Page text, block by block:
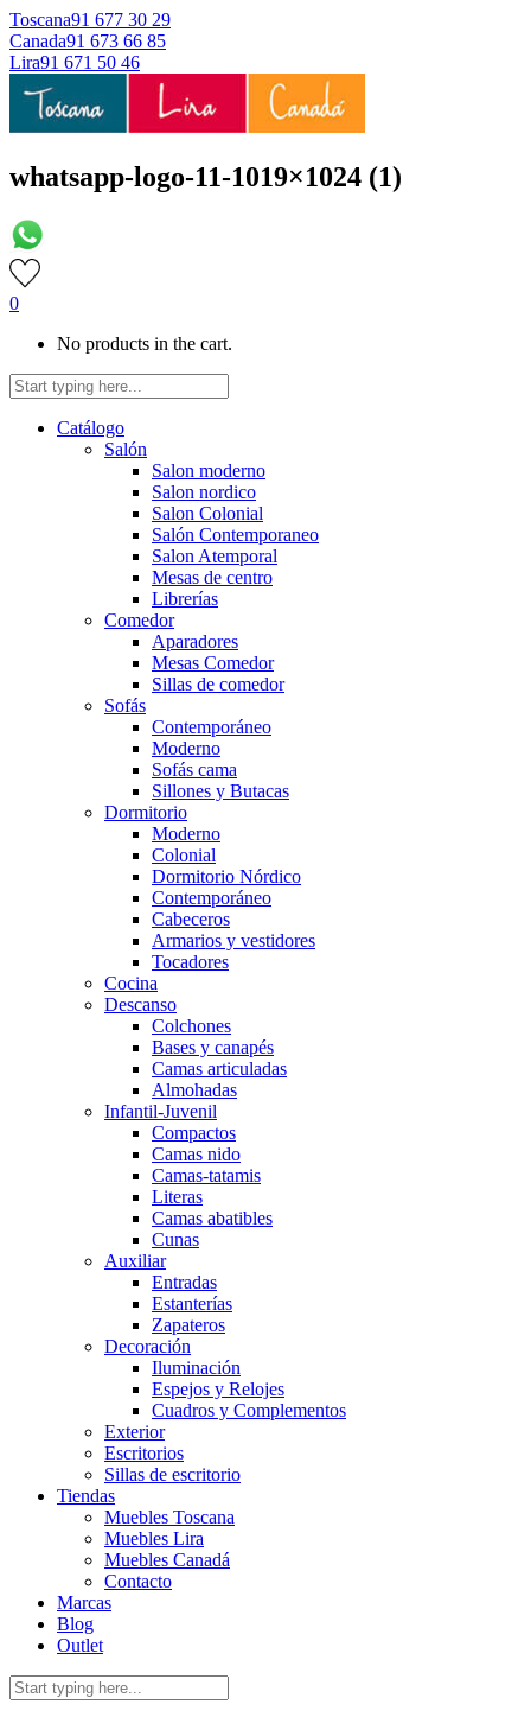
Toscana91 677 30 29
Canada91 673 66 85
Lira91 671 50 46
whatsapp-logo-11-1019×1024 (1)
0
No products in the cart.
Catálogo
Salón
Salon moderno
Salon nordico
Salon Colonial
Salón Contemporaneo
Salon Atemporal
Mesas de centro
Librerías
Comedor
Aparadores
Mesas Comedor
Sillas de comedor
Sofás
Contemporáneo
Moderno
Sofás cama
Sillones y Butacas
Dormitorio
Moderno
Colonial
Dormitorio Nórdico
Contemporáneo
Cabeceros
Armarios y vestidores
Tocadores
Cocina
Descanso
Colchones
Bases y canapés
Camas articuladas
Almohadas
Infantil-Juvenil
Compactos
Camas nido
Camas-tatamis
Literas
Camas abatibles
Cunas
Auxiliar
Entradas
Estanterías
Zapateros
Decoración
Iluminación
Espejos y Relojes
Cuadros y Complementos
Exterior
Escritorios
Sillas de escritorio
Tiendas
Muebles Toscana
Muebles Lira
Muebles Canadá
Contacto
Marcas
Blog
Outlet